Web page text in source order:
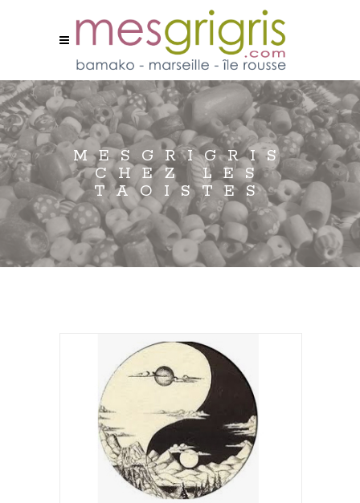
MESGRIGRIS
CHEZ LES
TAOISTES